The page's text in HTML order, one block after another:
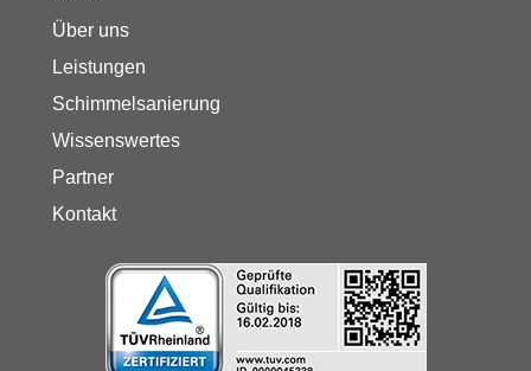
Über uns
Leistungen
Schimmelsanierung
Wissenswertes
Partner
Kontakt